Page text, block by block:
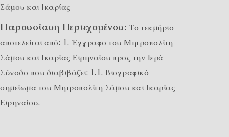
Σάμου και Ικαρίας
Παρουσίαση Περιεχομένου: Το τεκμήριο
αποτελείται από: 1. Έγγραφο του Μητροπολίτη
Σάμου και Ικαρίας Ειρηναίου προς την Ιερά
Σύνοδο που διαβιβάζει: 1.1. Βιογραφικό
σημείωμα του Μητροπολίτη Σάμου και Ικαρίας
Ειρηναίου.